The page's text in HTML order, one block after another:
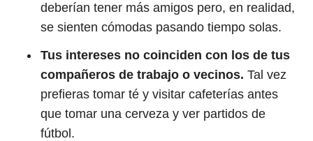
deberían tener más amigos pero, en realidad,
se sienten cómodas pasando tiempo solas.
Tus intereses no coinciden con los de tus
compañeros de trabajo o vecinos. Tal vez
prefieras tomar té y visitar cafeterías antes
que tomar una cerveza y ver partidos de
fútbol.